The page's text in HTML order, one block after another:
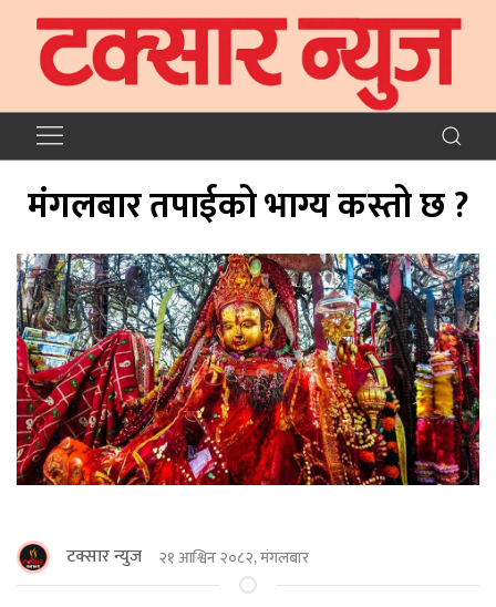
मंगलबार तपाईको भाग्य कस्तो छ ?
टक्सार न्युज २१ आश्विन २०८२, मंगलबार